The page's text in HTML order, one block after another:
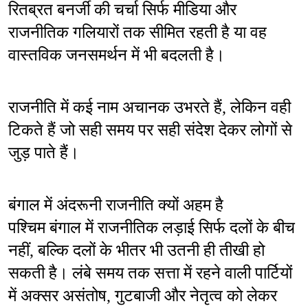
रितब्रत बनर्जी की चर्चा सिर्फ मीडिया और
राजनीतिक गलियारों तक सीमित रहती है या वह
वास्तविक जनसमर्थन में भी बदलती है।
राजनीति में कई नाम अचानक उभरते हैं, लेकिन वही
टिकते हैं जो सही समय पर सही संदेश देकर लोगों से
जुड़ पाते हैं।
बंगाल में अंदरूनी राजनीति क्यों अहम है
पश्चिम बंगाल में राजनीतिक लड़ाई सिर्फ दलों के बीच
नहीं, बल्कि दलों के भीतर भी उतनी ही तीखी हो
सकती है। लंबे समय तक सत्ता में रहने वाली पार्टियों
में अक्सर असंतोष, गुटबाजी और नेतृत्व को लेकर